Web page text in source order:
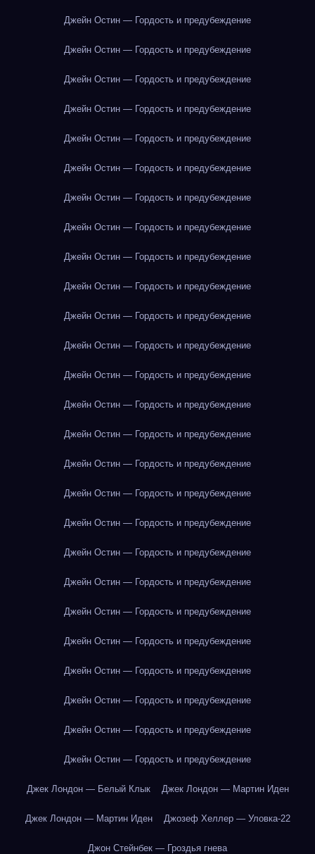
Джейн Остин — Гордость и предубеждение
Джейн Остин — Гордость и предубеждение
Джейн Остин — Гордость и предубеждение
Джейн Остин — Гордость и предубеждение
Джейн Остин — Гордость и предубеждение
Джейн Остин — Гордость и предубеждение
Джейн Остин — Гордость и предубеждение
Джейн Остин — Гордость и предубеждение
Джейн Остин — Гордость и предубеждение
Джейн Остин — Гордость и предубеждение
Джейн Остин — Гордость и предубеждение
Джейн Остин — Гордость и предубеждение
Джейн Остин — Гордость и предубеждение
Джейн Остин — Гордость и предубеждение
Джейн Остин — Гордость и предубеждение
Джейн Остин — Гордость и предубеждение
Джейн Остин — Гордость и предубеждение
Джейн Остин — Гордость и предубеждение
Джейн Остин — Гордость и предубеждение
Джейн Остин — Гордость и предубеждение
Джейн Остин — Гордость и предубеждение
Джейн Остин — Гордость и предубеждение
Джейн Остин — Гордость и предубеждение
Джейн Остин — Гордость и предубеждение
Джейн Остин — Гордость и предубеждение
Джейн Остин — Гордость и предубеждение
Джек Лондон — Белый Клык Джек Лондон — Мартин Иден
Джек Лондон — Мартин Иден Джозеф Хеллер — Уловка-22
Джон Стейнбек — Гроздья гнева